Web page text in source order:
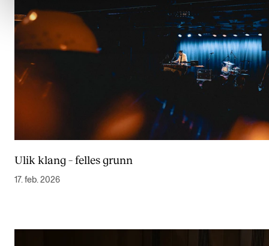
Ulik klang – felles grunn
17. feb. 2026